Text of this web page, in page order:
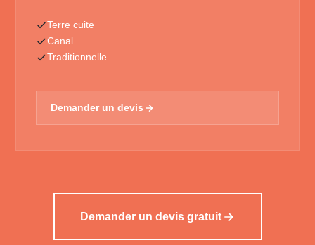
Terre cuite
Canal
Traditionnelle
Demander un devis
Demander un devis gratuit